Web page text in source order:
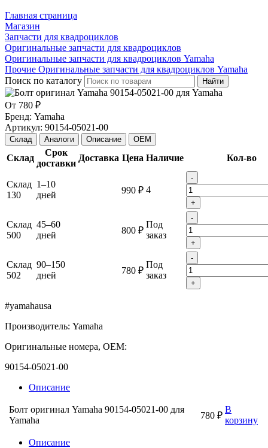
Главная страница
Магазин
Запчасти для квадроциклов
Оригинальные запчасти для квадроциклов
Оригинальные запчасти для квадроциклов Yamaha
Прочие Оригинальные запчасти для квадроциклов Yamaha
Поиск по каталогу
Найти
От 780 ₽
Бренд: Yamaha
Артикул: 90154-05021-00
Склад Аналоги Описание OEM
Склад
Срок
доставки
Доставка Цена Наличие Кол-во
Склад
130
1–10
дней
990 ₽ 4
-
+
Склад
500
45–60
дней
800 ₽
Под
заказ
-
+
Склад
502
90–150
дней
780 ₽
Под
заказ
-
+
#yamahausa
Производитель: Yamaha
Оригинальные номера, OEM:
90154-05021-00
Описание
Болт оригинал Yamaha 90154-05021-00 для
Yamaha
780 ₽
В
корзину
Описание